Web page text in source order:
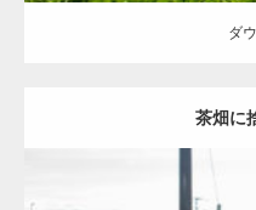
ダ
茶畑に